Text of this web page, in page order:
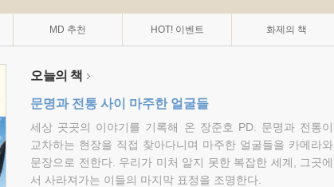
MD 추천 HOT! 이벤트 화제의 책
오늘의 책
문명과 전통 사이 마주한 얼굴들
세상 곳곳의 이야기를 기록해 온 장준호 PD. 문명과 전통이
교차하는 현장을 직접 찾아다니며 마주한 얼굴들을 카메라와
문장으로 전한다. 우리가 미처 알지 못한 복잡한 세계, 그곳에
서 사라져가는 이들의 마지막 표정을 조명한다.